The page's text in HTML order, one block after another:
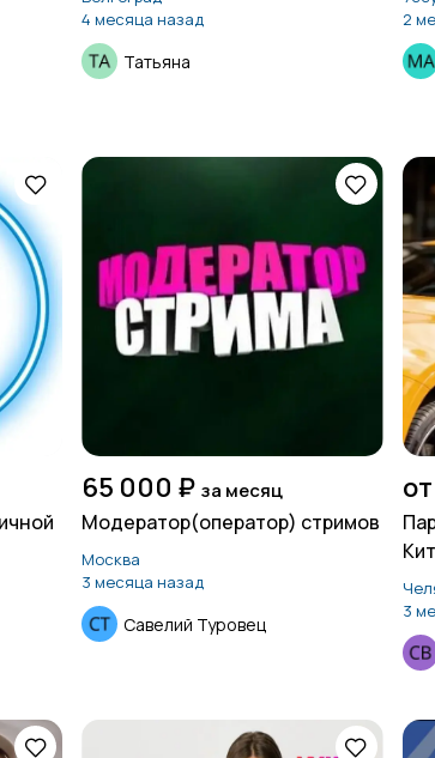
4 месяца назад
Татьяна
2
65 000 ₽ за месяц
Модератор(оператор) стримов
Москва
3 месяца назад
Савелий Туровец
3